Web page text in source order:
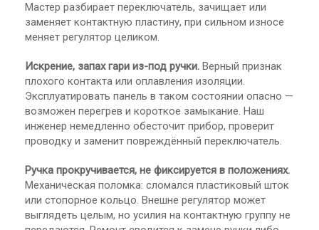
Мастер разбирает переключатель, зачищает или
заменяет контактную пластину, при сильном износе
меняет регулятор целиком.
Искрение, запах гари из-под ручки. Верный признак
плохого контакта или оплавления изоляции.
Эксплуатировать панель в таком состоянии опасно —
возможен перегрев и короткое замыкание. Наш
инженер немедленно обесточит прибор, проверит
проводку и заменит повреждённый переключатель.
Ручка прокручивается, не фиксируется в положениях.
Механическая поломка: сломался пластиковый шток
или стопорное кольцо. Внешне регулятор может
выглядеть целым, но усилия на контактную группу не